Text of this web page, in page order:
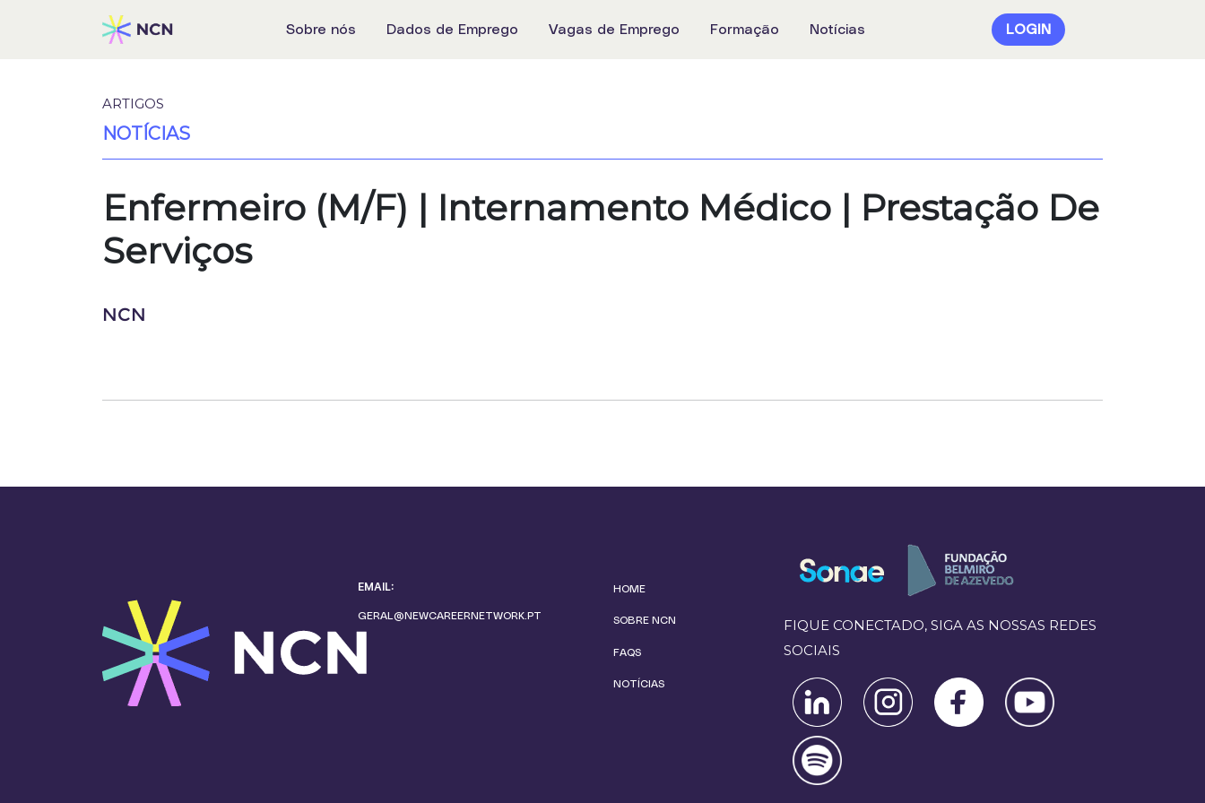
Sobre nós Dados de Emprego Vagas de Emprego Formação Notícias LOGIN
ARTIGOS
NOTÍCIAS
Enfermeiro (M/F)​ | Internamento Médico | Prestação De
Serviços
NCN
EMAIL:
GERAL@NEWCAREERNETWORK.PT
HOME
SOBRE NCN
FAQS
NOTÍCIAS
FIQUE CONECTADO, SIGA AS NOSSAS REDES
SOCIAIS